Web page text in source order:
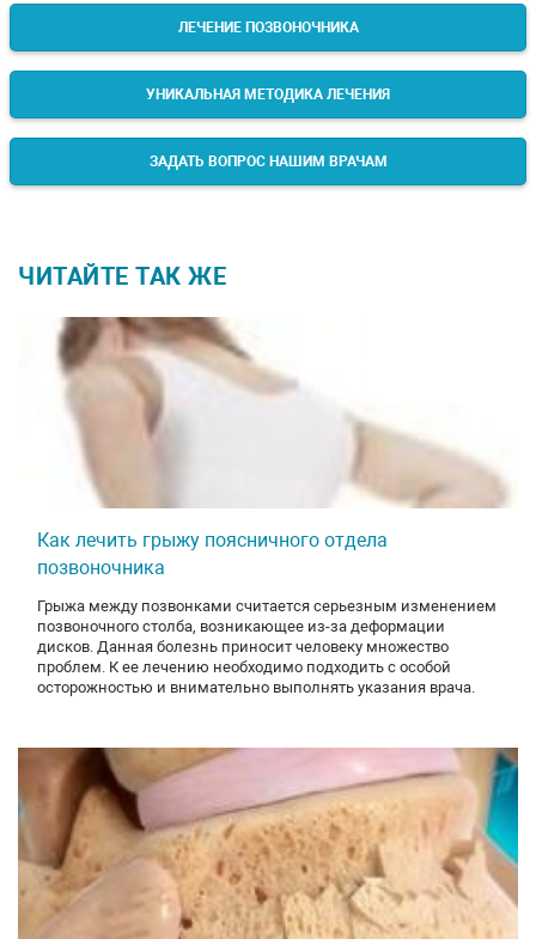
ЛЕЧЕНИЕ ПОЗВОНОЧНИКА
УНИКАЛЬНАЯ МЕТОДИКА ЛЕЧЕНИЯ
ЗАДАТЬ ВОПРОС НАШИМ ВРАЧАМ
ЧИТАЙТЕ ТАК ЖЕ
Как лечить грыжу поясничного отдела
позвоночника
Грыжа между позвонками считается серьезным изменением
позвоночного столба, возникающее из-за деформации
дисков. Данная болезнь приносит человеку множество
проблем. К ее лечению необходимо подходить с особой
осторожностью и внимательно выполнять указания врача.